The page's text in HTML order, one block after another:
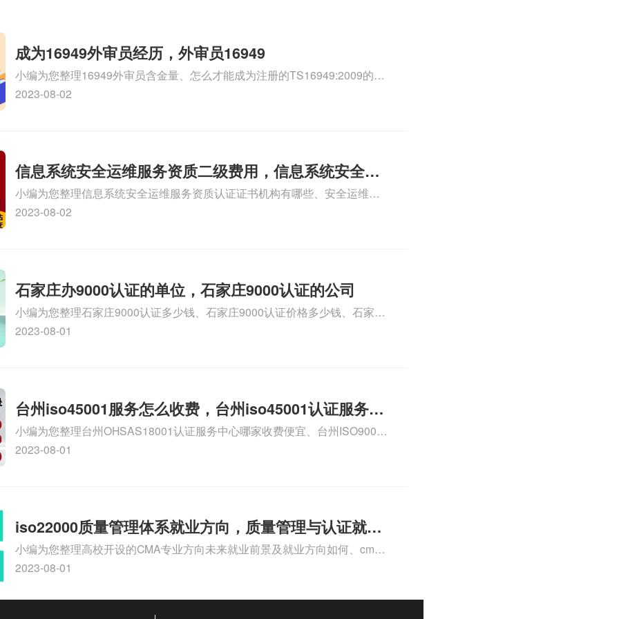
成为16949外审员经历，外审员16949
小编为您整理16949外审员含金量、怎么才能成为注册的TS16949:2009的外
审员、我也想16949外审员，不过不了解具体情况、iso9000外审员、
2023-08-02
信息系统安全运维服务资质二级费用，信息系统安全运
维服务资质二级
小编为您整理信息系统安全运维服务资质认证证书机构有哪些、安全运维服
务资质的费用是多少啊、安全运维服务资质哪家便宜、安全运维服务资质认
2023-08-02
石家庄办9000认证的单位，石家庄9000认证的公司
小编为您整理石家庄9000认证多少钱、石家庄9000认证价格多少钱、石家庄
9000认证大概多少钱、石家庄9000认证价格贵吗、石家庄9000认证费用大概
2023-08-01
台州iso45001服务怎么收费，台州iso45001认证服务怎
么收费
小编为您整理台州OHSAS18001认证服务中心哪家收费便宜、台州ISO9000
认证，哪个咨询公司服务好、台州CE认证,台州机械机电CE认证、CE认证怎
2023-08-01
iso22000质量管理体系就业方向，质量管理与认证就业
方向
小编为您整理高校开设的CMA专业方向未来就业前景及就业方向如何、cma
就业方向有哪些、国际质量认证专业的就业方向、cpa和cma未来就业方向、
文！
2023-08-01